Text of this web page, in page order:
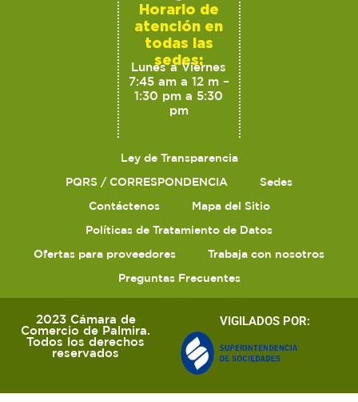
Horario de
atención en
todas las
sedes:
Lunes a Viernes
7:45 am a 12 m –
1:30 pm a 5:30
pm
Ley de Transparencia
PQRS / CORRESPONDENCIA
Sedes
Contáctenos
Mapa del Sitio
Políticas de Tratamiento de Datos
Ofertas para proveedores
Trabaja con nosotros
Preguntas Frecuentes
2023 Cámara de
Comercio de Palmira.
Todos los derechos
reservados
VIGILADOS POR: